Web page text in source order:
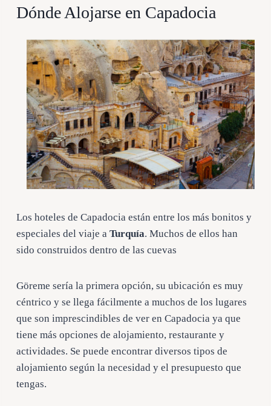
Dónde Alojarse en Capadocia
Los hoteles de Capadocia están entre los más bonitos y
especiales del viaje a Turquía. Muchos de ellos han
sido construidos dentro de las cuevas
Göreme sería la primera opción, su ubicación es muy
céntrico y se llega fácilmente a muchos de los lugares
que son imprescindibles de ver en Capadocia ya que
tiene más opciones de alojamiento, restaurante y
actividades. Se puede encontrar diversos tipos de
alojamiento según la necesidad y el presupuesto que
tengas.